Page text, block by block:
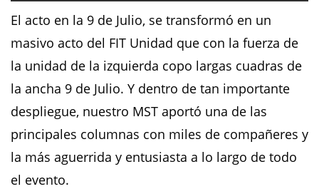
El acto en la 9 de Julio, se transformó en un
masivo acto del FIT Unidad que con la fuerza de
la unidad de la izquierda copo largas cuadras de
la ancha 9 de Julio. Y dentro de tan importante
despliegue, nuestro MST aportó una de las
principales columnas con miles de compañeres y
la más aguerrida y entusiasta a lo largo de todo
el evento.